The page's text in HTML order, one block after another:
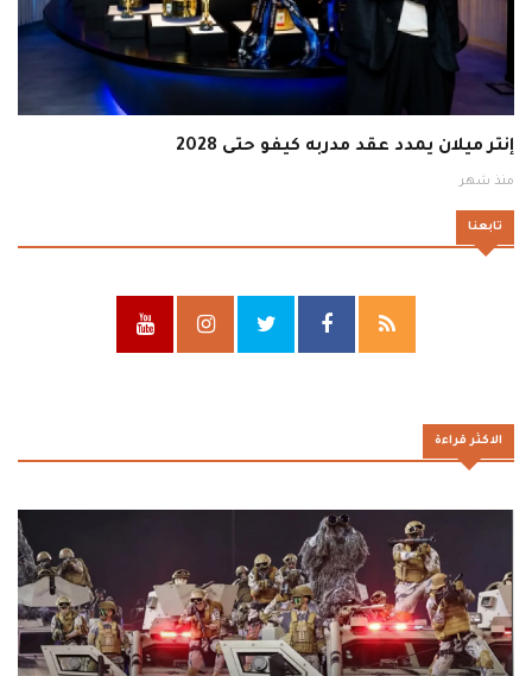
إنتر ميلان يمدد عقد مدربه كيفو حتى 2028
منذ شهر
تابعنا
الاكثر قراءة